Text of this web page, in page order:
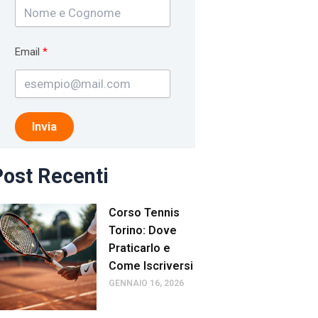
Email
Invia
Recenti
Corso Tennis
Torino: Dove
Praticarlo e
Come Iscriversi
GENNAIO 16, 2026